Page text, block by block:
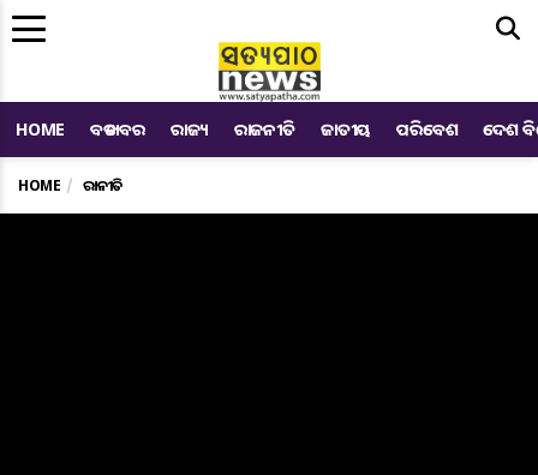
HOME ବଡ ଖବର ରାଜ୍ୟ ରାଜନୀତି ଜାତୀୟ ପରିବେଶ ଦେଶ
HOME ରାଜନୀତି